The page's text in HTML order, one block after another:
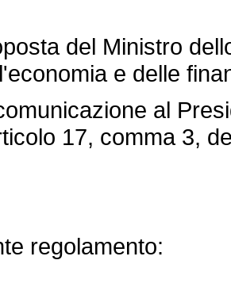
del Ministro
e delle
al
17, comma 3,
regolamento: